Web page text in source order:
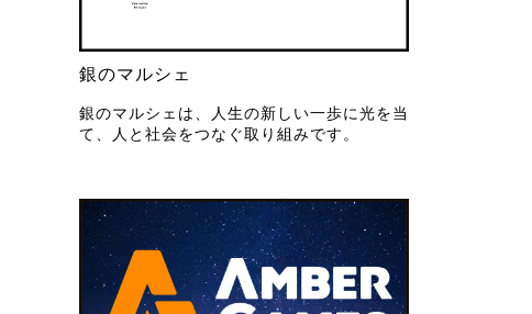
銀のマルシェ
銀のマルシェは、人生の新しい一歩に光を当
て、人と社会をつなぐ取り組みです。